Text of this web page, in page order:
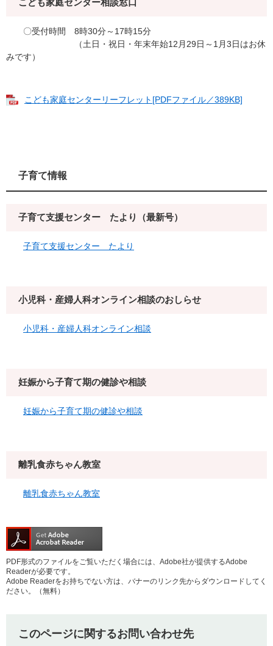
こども家庭センター相談窓口
〇受付時間 8時30分～17時15分
（土日・祝日・年末年始12月29日～1月3日はお休
みです）
こども家庭センターリーフレット[PDFファイル／389KB]
子育て情報
子育て支援センター たより（最新号）
子育て支援センター たより
小児科・産婦人科オンライン相談のおしらせ
小児科・産婦人科オンライン相談
妊娠から子育て期の健診や相談
妊娠から子育て期の健診や相談
離乳食赤ちゃん教室
離乳食赤ちゃん教室
PDF形式のファイルをご覧いただく場合には、Adobe社が提供するAdobe
Readerが必要です。
Adobe Readerをお持ちでない方は、バナーのリンク先からダウンロードしてく
ださい。（無料）
このページに関するお問い合わせ先